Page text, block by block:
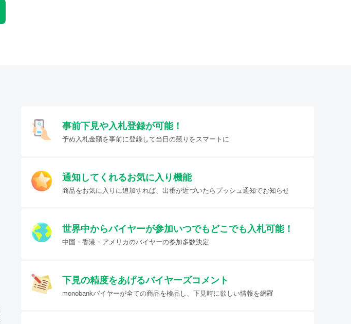
事前下見や入札登録が可能！
予め入札金額を事前に登録して当日の競りをスマートに
通知してくれるお気に入り機能
商品をお気に入りに追加すれば、出番が近づいたらプッシュ通知でお知らせ
世界中からバイヤーが参加いつでもどこでも入札可能！
中国・香港・アメリカのバイヤーの参加多数決定
下見の精度をあげるバイヤーズコメント
monobankバイヤーが全ての商品を検品し、下見時に欲しい情報を網羅